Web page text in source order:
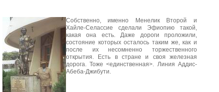
Собственно, именно Менелик Второй и
Хайле-Селассие сделали Эфиопию такой,
какая она есть. Даже дороги проложили,
состояние которых осталось таким же, как и
после их несомненно торжественного
открытия. Есть в стране и своя железная
дорога. Тоже <единственная>. Линия Аддис-
Абеба-Джибути.